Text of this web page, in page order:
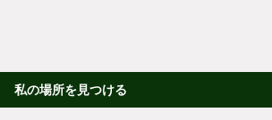
私の場所を見つける